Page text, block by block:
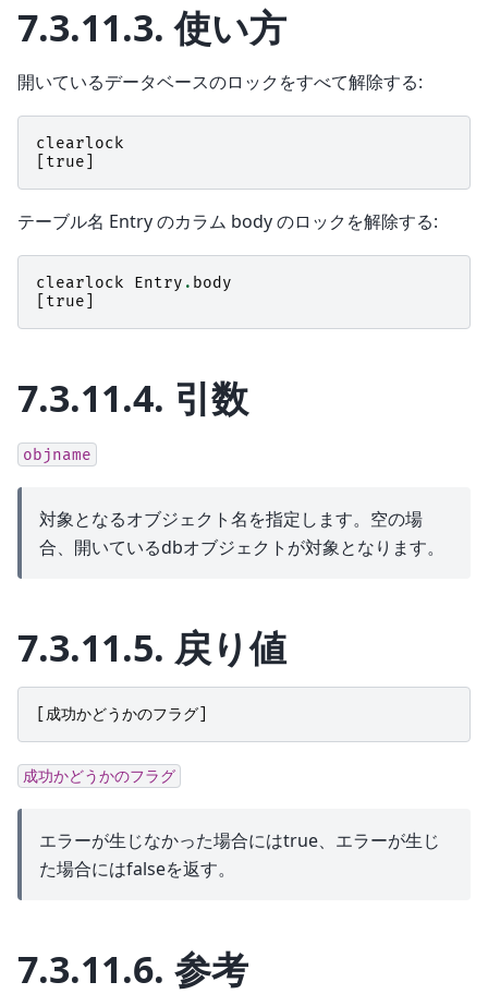
7.3.11.3.使い方
開いているデータベースのロックをすべて解除する:
clearlock
true
テーブル名 Entry のカラム body のロックを解除する:
clearlock Entry . body
true
7.3.11.4. 引数
objname
対象となるオブジェクト名を指定します。空の場
合、開いているdbオブジェクトが対象となります。
7.3.11.5. 戻り値
成功かどうかのフラグ
成功かどうかのフラグ
エラーが生じなかった場合にはtrue、エラーが生じ
た場合にはfalseを返す。
7.3.11.6. 参考